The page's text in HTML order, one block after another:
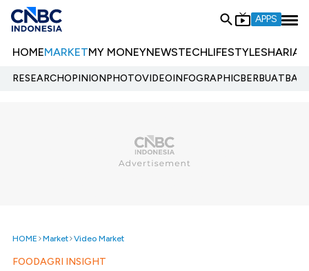
APPS
HOMEMARKETMY MONEYNEWSTECHLIFESTYLESHARIA
RESEARCHOPINIONPHOTOVIDEOINFOGRAPHIC
HOME Market Video Market
FOODAGRI INSIGHT